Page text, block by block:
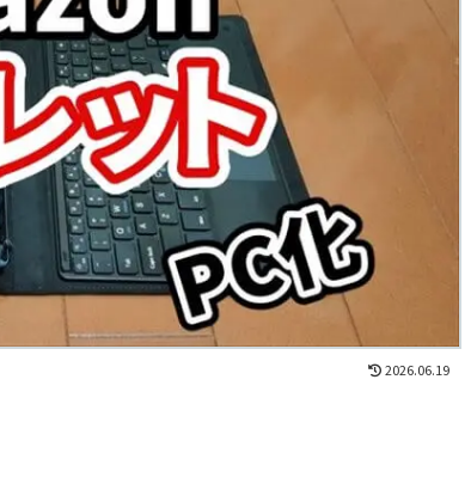
2026.06.19